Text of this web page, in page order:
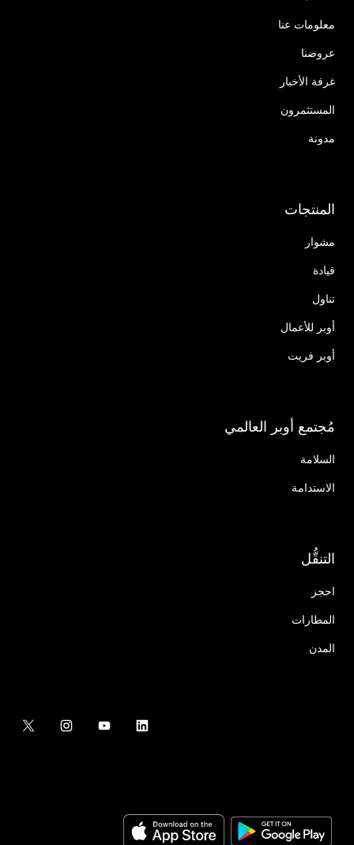
معلومات عنا
عروضنا
غرفة الأخبار
المستثمرون
مدونة
المنتجات
مشوار
قيادة
تناول
أوبر للأعمال
أوبر فريت
مُجتمع أوبر العالمي
السلامة
الاستدامة
التنقُّل
احجز
المطارات
المدن